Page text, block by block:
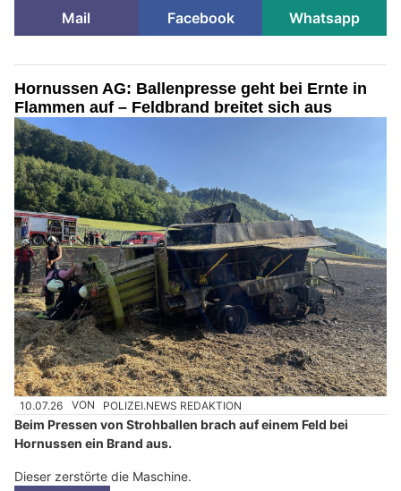
Mail
Facebook Whatsapp
Hornussen AG: Ballenpresse geht bei Ernte in
Flammen auf – Feldbrand breitet sich aus
10.07.26 VON POLIZEI.NEWS REDAKTION
Beim Pressen von Strohballen brach auf einem Feld bei
Hornussen ein Brand aus.
Dieser zerstörte die Maschine.